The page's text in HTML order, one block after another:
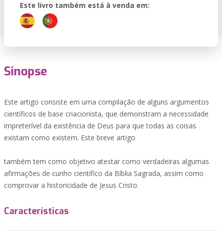
Este livro também está à venda em:
Sinopse
Este artigo consiste em uma compilação de alguns argumentos
científicos de base criacionista, que demonstram a necessidade
impreterível da existência de Deus para que todas as coisas
existam como existem. Este breve artigo
também tem como objetivo atestar como verdadeiras algumas
afirmações de cunho científico da Bíblia Sagrada, assim como
comprovar a historicidade de Jesus Cristo.
Características